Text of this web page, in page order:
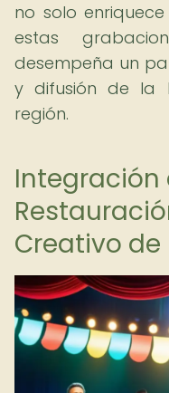
no solo
estas
desempeña un
y difusión de la
región.
Integración
Creativo de